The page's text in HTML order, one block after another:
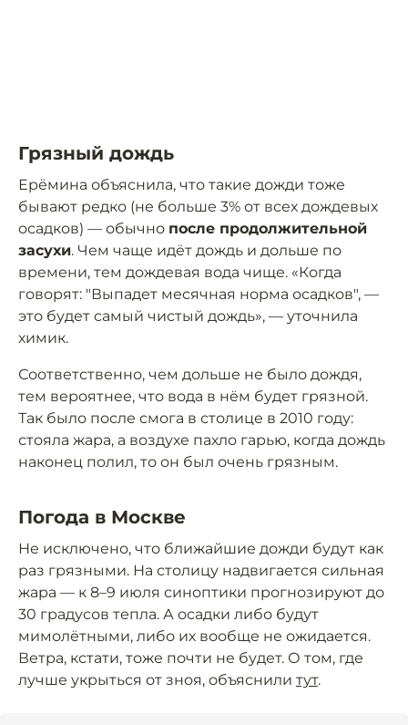
Грязный дождь
Ерёмина объяснила, что такие дожди тоже
бывают редко (не больше 3% от всех дождевых
осадков) — обычно после продолжительной
засухи. Чем чаще идёт дождь и дольше по
времени, тем дождевая вода чище. «Когда
говорят: "Выпадет месячная норма осадков", —
это будет самый чистый дождь», — уточнила
химик.
Соответственно, чем дольше не было дождя,
тем вероятнее, что вода в нём будет грязной.
Так было после смога в столице в 2010 году:
стояла жара, а воздухе пахло гарью, когда дождь
наконец полил, то он был очень грязным.
Погода в Москве
Не исключено, что ближайшие дожди будут как
раз грязными. На столицу надвигается сильная
жара — к 8–9 июля синоптики прогнозируют до
30 градусов тепла. А осадки либо будут
мимолётными, либо их вообще не ожидается.
Ветра, кстати, тоже почти не будет. О том, где
лучше укрыться от зноя, объяснили тут.